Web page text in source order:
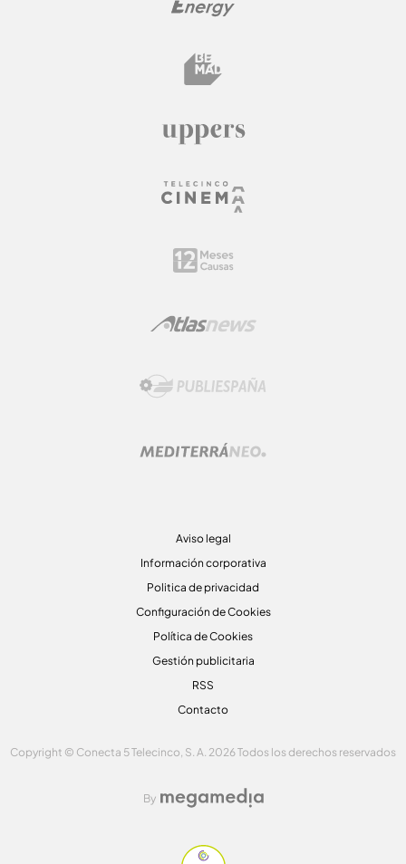
Aviso legal
Información corporativa
Politica de privacidad
Configuración de Cookies
Política de Cookies
Gestión publicitaria
RSS
Contacto
Copyright © Conecta 5 Telecinco, S. A. 2026 Todos los derechos reservados
By